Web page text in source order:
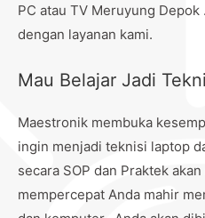
PC atau TV Meruyung Depok
dengan layanan kami.
Mau Belajar Jadi
Maestronik membuka
ingin menjadi teknisi laptop
secara SOP dan Praktek
mempercepat Anda mahir